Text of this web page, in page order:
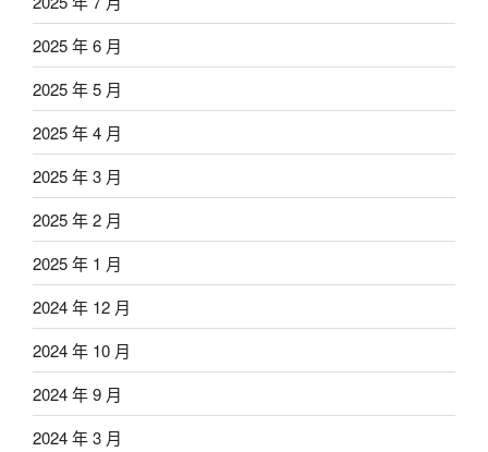
2025 年 6 月
2025 年 5 月
2025 年 4 月
2025 年 3 月
2025 年 2 月
2025 年 1 月
2024 年 12 月
2024 年 10 月
2024 年 9 月
2024 年 3 月